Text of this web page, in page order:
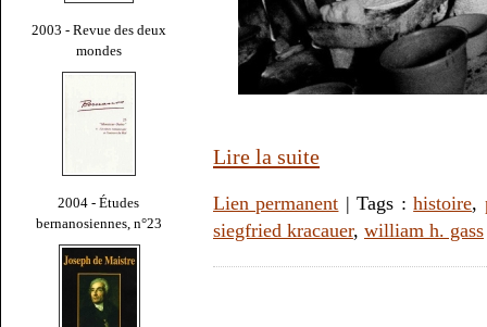
2003 - Revue des deux
mondes
2004 - Études
bernanosiennes, n°23
Lire la suite
Lien permanent | Tags :histoire,
siegfried kracauer, william h. gass